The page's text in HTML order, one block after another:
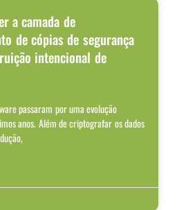
a camada de
de cópias de segurança
intencional de
passaram por uma evolução
anos. Além de criptografar os dados